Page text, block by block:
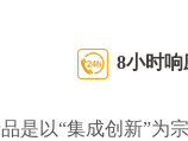
8小时响
是以“集成创新”为